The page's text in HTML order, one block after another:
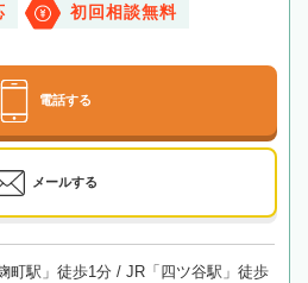
初回相談無料
電話する
メールする
町駅」徒歩1分 / JR「四ツ谷駅」徒歩